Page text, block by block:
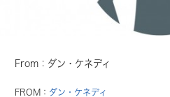
From：ダン・ケネディ
FROM： ダン・ケネディ